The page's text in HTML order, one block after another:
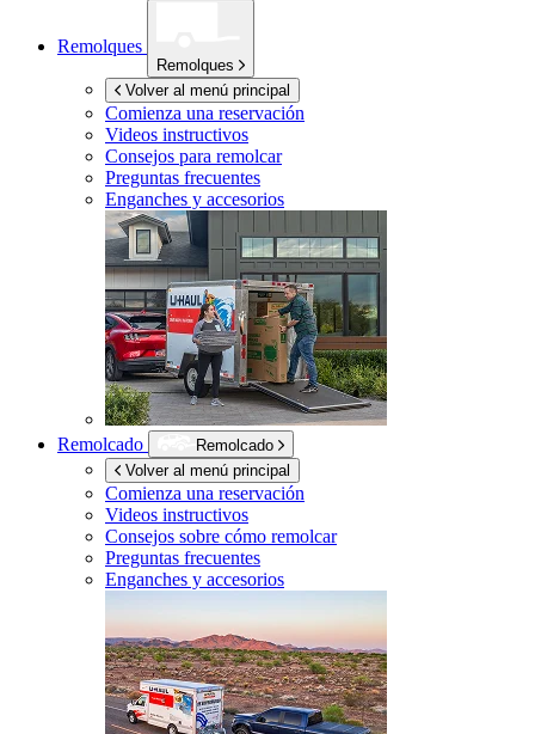
Remolques
Remolques
Volver al menú principal
Comienza una reservación
Videos instructivos
Consejos para remolcar
Preguntas frecuentes
Enganches y accesorios
Remolcado
Remolcado
Volver al menú principal
Comienza una reservación
Videos instructivos
Consejos sobre cómo remolcar
Preguntas frecuentes
Enganches y accesorios